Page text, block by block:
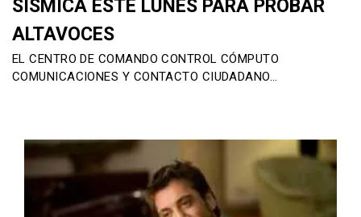
SÍSMICA ESTE LUNES PARA PROBAR
ALTAVOCES
EL CENTRO DE COMANDO CONTROL CÓMPUTO
COMUNICACIONES Y CONTACTO CIUDADANO…